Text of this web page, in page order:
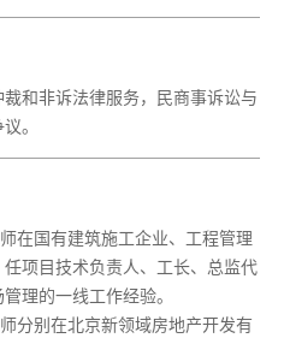
和非诉法律服务，民商事诉讼与
。
在国有建筑施工企业、工程管理
项目技术负责人、工长、总监代
理的一线工作经验。
分别在北京新领域房地产开发有